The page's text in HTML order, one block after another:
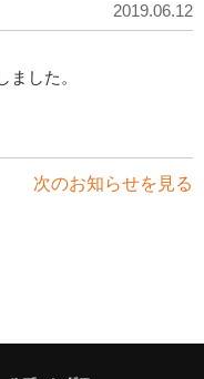
2019.06.12
ました。
次のお知らせを見る